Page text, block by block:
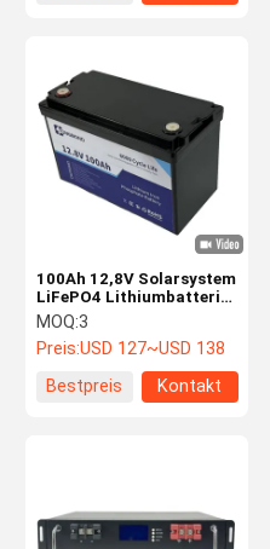
100Ah 12,8V Solarsystem
LiFePO4 Lithiumbatterie
Solarsystem für grüne
Energielösungen
MOQ:3
Preis:USD 127~USD 138
Bestpreis
Kontakt